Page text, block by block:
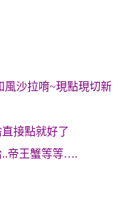
風沙拉唷~現點現切新
接點就好了
..帝王蟹等等….